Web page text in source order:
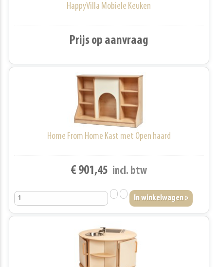
HappyVilla Mobiele Keuken
Prijs op aanvraag
Home From Home Kast met Open haard
€ 901,45 incl. btw